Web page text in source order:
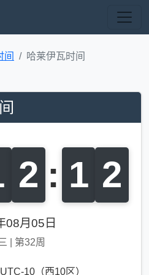
间 哈莱伊瓦时间
2 : 1 3
08月05日
第32周
10（西10区）